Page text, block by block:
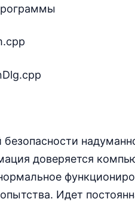
доверяется
Идет